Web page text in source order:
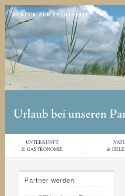
Jump to
ZURÜCK ZUR STARTSEITE
UNTERKUNFT
& GASTRONOMIE
&
Partner werden